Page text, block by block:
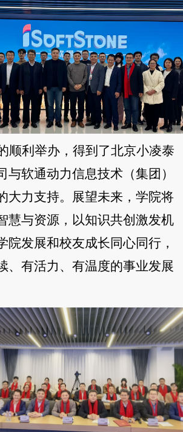
顺利举办，得到了北京小凌泰
与软通动力信息技术（集团）
大力支持。展望未来，学院将
慧与资源，以知识共创激发机
院发展和校友成长同心同行，
、有活力、有温度的事业发展